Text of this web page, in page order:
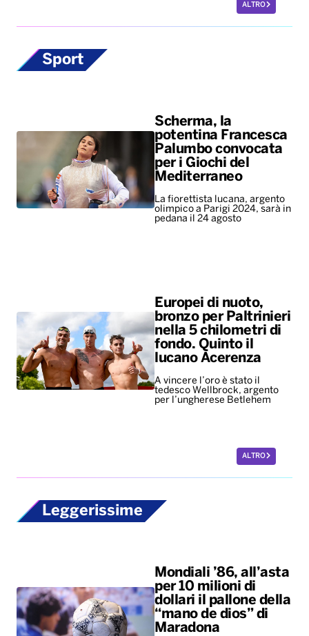
ALTRO
Sport
Scherma, la
potentina Francesca
Palumbo convocata
per i Giochi del
Mediterraneo
La fiorettista lucana, argento
olimpico a Parigi 2024, sarà in
pedana il 24 agosto
Europei di nuoto,
bronzo per Paltrinieri
nella 5 chilometri di
fondo. Quinto il
lucano Acerenza
A vincere l’oro è stato il
tedesco Wellbrock, argento
per l’ungherese Betlehem
ALTRO
Leggerissime
Mondiali ’86, all’asta
per 10 milioni di
dollari il pallone della
“mano de dios” di
Maradona